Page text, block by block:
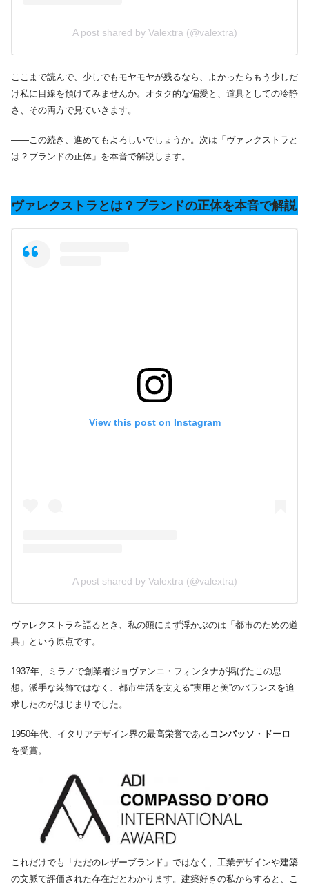
A post shared by Valextra (@valextra)
ここまで読んで、少しでもモヤモヤが残るなら、よかったらもう少しだ
け私に目線を預けてみませんか。オタク的な偏愛と、道具としての冷静
さ、その両方で見ていきます。
――この続き、進めてもよろしいでしょうか。次は「ヴァレクストラと
は？ブランドの正体」を本音で解説します。
ヴァレクストラとは？ブランドの正体を本音で解説
View this post on Instagram
A post shared by Valextra (@valextra)
ヴァレクストラを語るとき、私の頭にまず浮かぶのは「都市のための道
具」という原点です。
1937年、ミラノで創業者ジョヴァンニ・フォンタナが掲げたこの思
想。派手な装飾ではなく、都市生活を支える“実用と美”のバランスを追
求したのがはじまりでした。
1950年代、イタリアデザイン界の最高栄誉である コンパッソ・ドーロ
を受賞。
これだけでも「ただのレザーブランド」ではなく、工業デザインや建築
の文脈で評価された存在だとわかります。建築好きの私からすると、こ